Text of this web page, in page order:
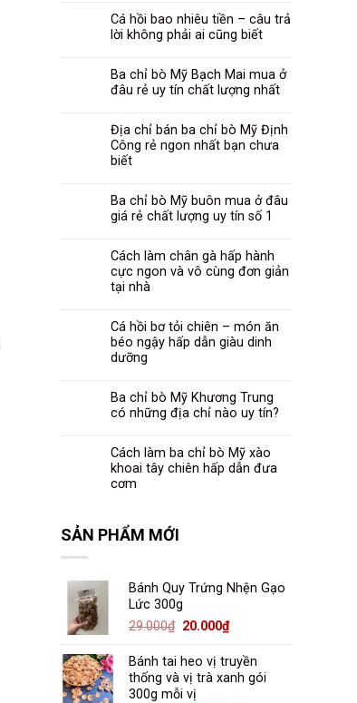
Cá hồi bao nhiêu tiền – câu trả
lời không phải ai cũng biết
Ba chỉ bò Mỹ Bạch Mai mua ở
đâu rẻ uy tín chất lượng nhất
Địa chỉ bán ba chỉ bò Mỹ Định
Công rẻ ngon nhất bạn chưa
biết
Ba chỉ bò Mỹ buôn mua ở đâu
giá rẻ chất lượng uy tín số 1
Cách làm chân gà hấp hành
cực ngon và vô cùng đơn giản
tại nhà
Cá hồi bơ tỏi chiên – món ăn
béo ngậy hấp dẫn giàu dinh
dưỡng
Ba chỉ bò Mỹ Khương Trung
có những địa chỉ nào uy tín?
Cách làm ba chỉ bò Mỹ xào
khoai tây chiên hấp dẫn đưa
cơm
SẢN PHẨM MỚI
Bánh Quy Trứng Nhện Gạo
Lức 300g
29.000₫ Giá
là:
29.000₫.
20.000₫Giá
tại
là:
Bánh tai heo vị truyền
thống và vị trà xanh gói
300g mỗi vị